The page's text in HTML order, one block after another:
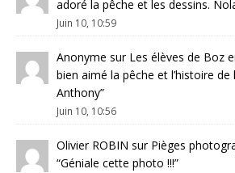
adoré la pêche et les dessins.
Juin 10, 10:59
Anonyme sur Les élèves de Boz
bien aimé la pêche et l’histoire
Anthony”
Juin 10, 10:56
Olivier ROBIN sur Pièges
“Géniale cette photo !!!”